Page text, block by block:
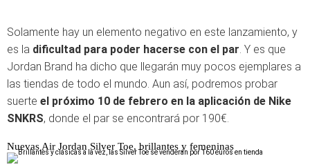
Solamente hay un elemento negativo en este lanzamiento, y
es la dificultad para poder hacerse con el par. Y es que
Jordan Brand ha dicho que llegarán muy pocos ejemplares a
las tiendas de todo el mundo. Aun así, podremos probar
suerte el próximo 10 de febrero en la aplicación de Nike
SNKRS, donde el par se encontrará por 190€.
Nuevas Air Jordan Silver Toe, brillantes y femeninas